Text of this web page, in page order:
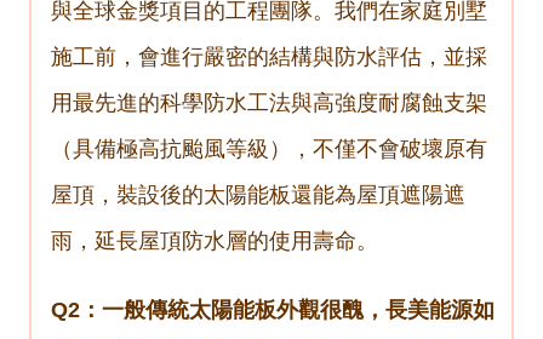
與全球金獎項目的工程團隊。我們在家庭別墅
施工前，會進行嚴密的結構與防水評估，並採
用最先進的科學防水工法與高強度耐腐蝕支架
（具備極高抗颱風等級），不僅不會破壞原有
屋頂，裝設後的太陽能板還能為屋頂遮陽遮
雨，延長屋頂防水層的使用壽命。
Q2：一般傳統太陽能板外觀很醜，長美能源如